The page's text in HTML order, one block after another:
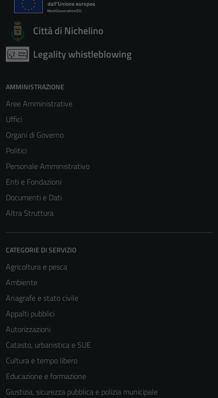
Città di Nichelino
Legality whistleblowing
AMMINISTRAZIONE
Aree Amministrative
Uffici
Organi di Governo
Politici
Personale Amministrativo
Enti e Fondazioni
Documenti e Dati
Altra Struttura
CATEGORIE DI SERVIZIO
Agricoltura e pesca
Ambiente
Anagrafe e stato civile
Appalti pubblici
Autorizzazioni
Catasto, urbanistica e SUE
Cultura e tempo libero
Educazione e formazione
Giustizia, sicurezza pubblica e polizia municipale